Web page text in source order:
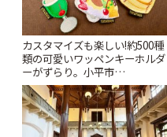
カスタマイズも楽しい!約500種
類の可愛いワッペンキーホルダ
ーがずらり。小平市
「Kimamaya T&K」 | ことりっ
ぷ